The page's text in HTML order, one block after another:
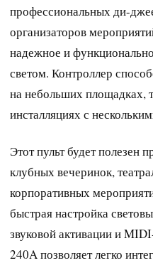
профессиональных ди-
организаторов
надежное и
светом. Контроллер
на небольших площадках,
инсталляциях с
Этот пульт будет полезен
клубных вечеринок,
корпоративных
быстрая настройка
звуковой активации и
240A позволяет легко